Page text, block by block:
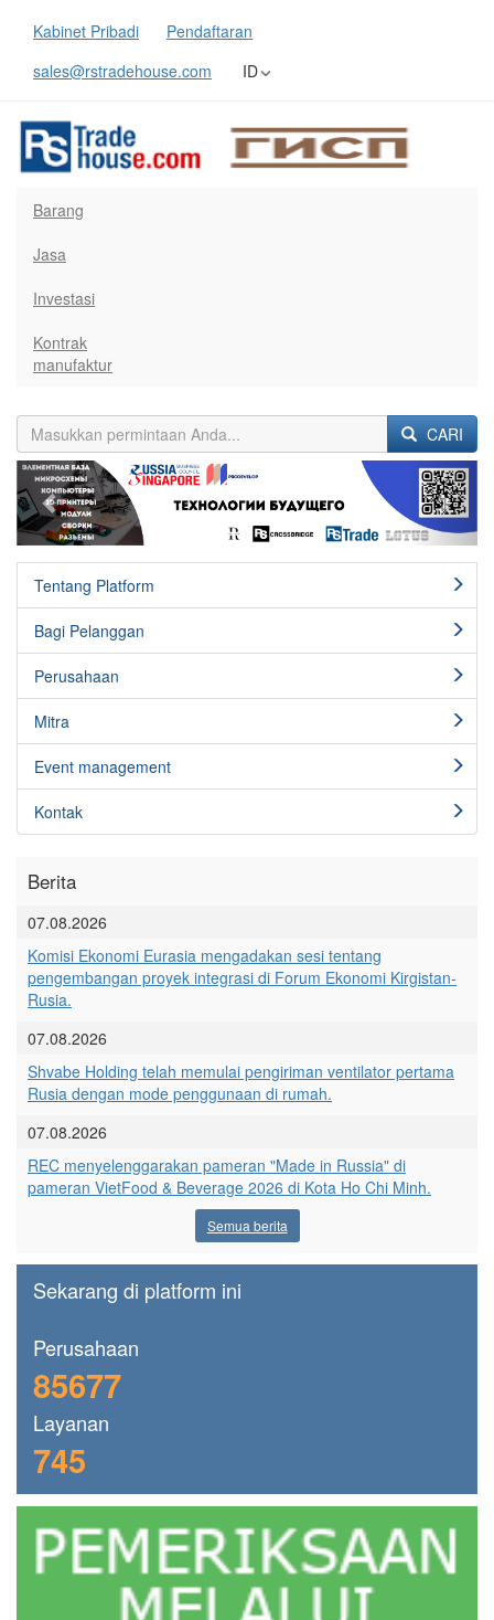
Kabinet Pribadi
Pendaftaran
sales@rstradehouse.com
ID
Barang
Jasa
Investasi
Kontrak
manufaktur
CARI
Previous Next
Tentang Platform
Bagi Pelanggan
Perusahaan
Mitra
Event management
Kontak
Berita
07.08.2026
Komisi Ekonomi Eurasia mengadakan sesi tentang
pengembangan proyek integrasi di Forum Ekonomi Kirgistan-
Rusia.
07.08.2026
Shvabe Holding telah memulai pengiriman ventilator pertama
Rusia dengan mode penggunaan di rumah.
07.08.2026
REC menyelenggarakan pameran "Made in Russia" di
pameran VietFood & Beverage 2026 di Kota Ho Chi Minh.
Semua berita
Sekarang di platform ini
Perusahaan
85677
Layanan
745